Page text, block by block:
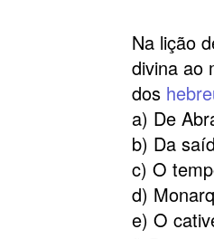
Na lição
divina ao
dos
a) De
b) Da
c) O
d)
e) O